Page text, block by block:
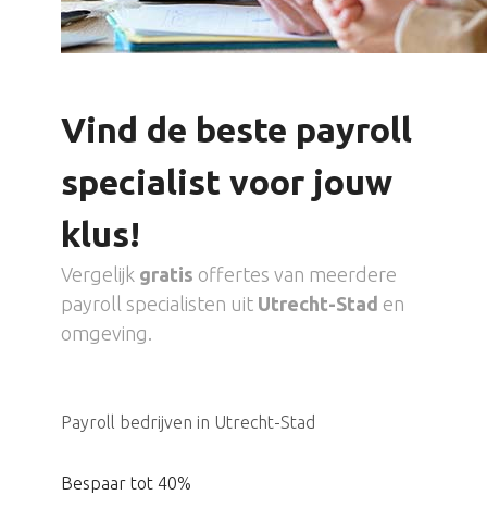
Vind de beste payroll
specialist voor jouw
klus!
Vergelijk gratis offertes van meerdere
payroll specialisten uit Utrecht-Stad en
omgeving.
Payroll bedrijven in Utrecht-Stad
Bespaar tot 40%